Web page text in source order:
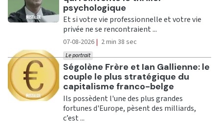
psychologique
Et si votre vie professionnelle et votre vie
privée ne se rencontraient ...
07-08-2026 | 2 min 38 sec
Ecouter
Ségolène Frère et Ian Gallienne: le
couple le plus stratégique du
capitalisme franco-belge
Le portrait
Ils possèdent l'une des plus grandes
fortunes d'Europe, pèsent des milliards,
c’est ...